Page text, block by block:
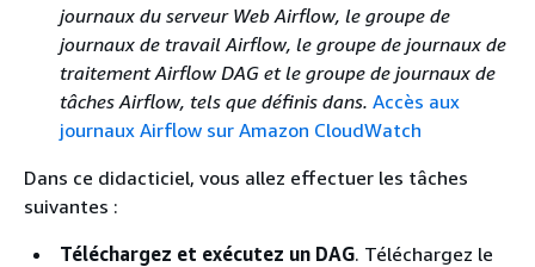
journaux du serveur Web Airflow, le groupe de
journaux de travail Airflow, le groupe de journaux de
traitement Airflow DAG et le groupe de journaux de
tâches Airflow, tels que définis dans. Accès aux
journaux Airflow sur Amazon CloudWatch
Dans ce didacticiel, vous allez effectuer les tâches
suivantes :
Téléchargez et exécutez un DAG. Téléchargez le